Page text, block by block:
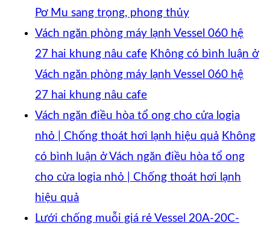
Pơ Mu sang trọng, phong thủy
Vách ngăn phòng máy lạnh Vessel 060 hệ
27 hai khung nâu cafe Không có bình luận ở
Vách ngăn phòng máy lạnh Vessel 060 hệ
27 hai khung nâu cafe
Vách ngăn điều hòa tổ ong cho cửa logia
nhỏ | Chống thoát hơi lạnh hiệu quả Không
có bình luận ở Vách ngăn điều hòa tổ ong
cho cửa logia nhỏ | Chống thoát hơi lạnh
hiệu quả
Lưới chống muỗi giá rẻ Vessel 20A-20C-